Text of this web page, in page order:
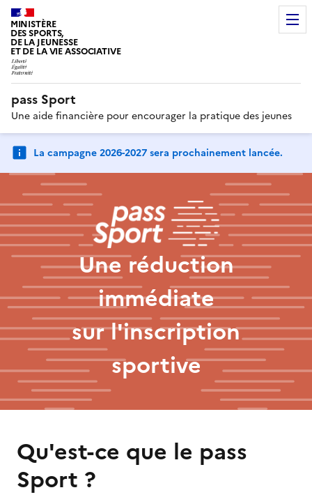
MINISTÈRE
DES SPORTS,
DE LA JEUNESSE
ET DE LA VIE ASSOCIATIVE
pass Sport
Une aide financière pour encourager la pratique des jeunes
La campagne 2026-2027 sera prochainement lancée.
Une réduction
immédiate
sur l'inscription
sportive
Qu'est-ce que le pass
Sport ?